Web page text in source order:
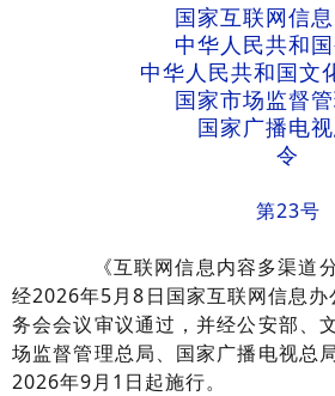
国家互联网信
中华人民共和
中华人民共和国文
国家市场监督
国家广播电
令
第23号
《互联网信息内容多渠道分
经2026年5月8日国家互联网信息
务会会议审议通过，并经公安部、
场监督管理总局、国家广播电视总
2026年9月1日起施行。